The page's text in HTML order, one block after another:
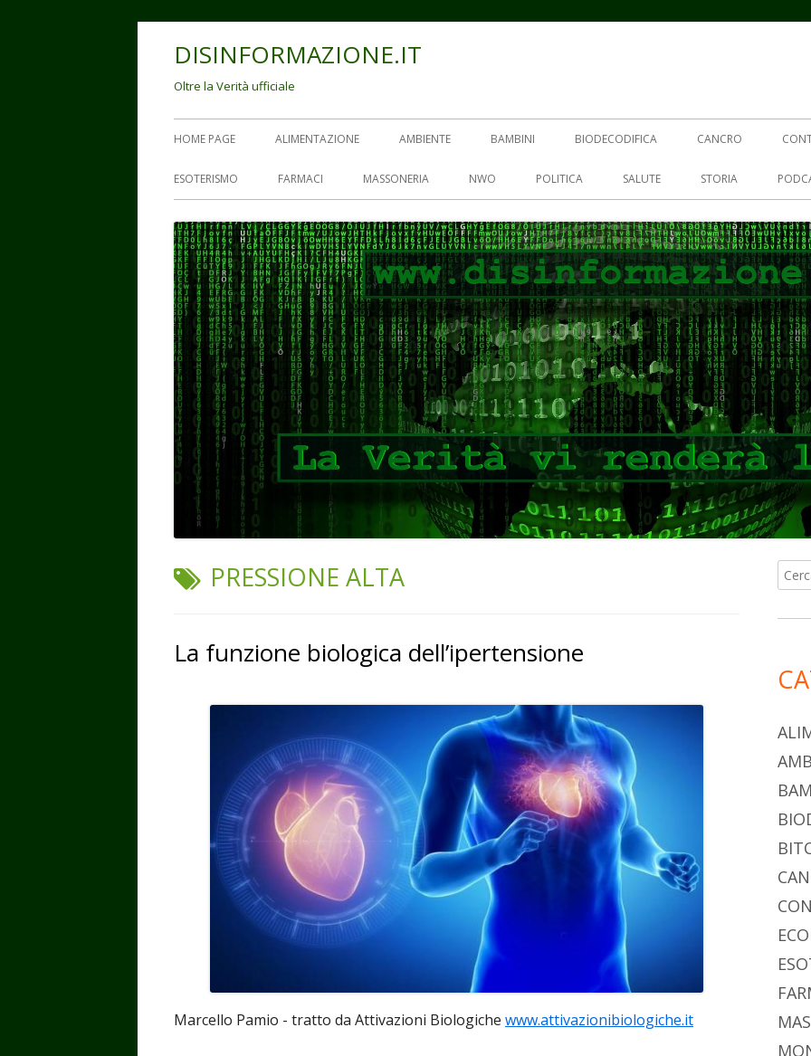
DISINFORMAZIONE.IT
Oltre la Verità ufficiale
Menu
principale
HOME PAGE ALIMENTAZIONE AMBIENTE BAMBINI BIODECODIFICA CANCRO
ESOTERISMO FARMACI MASSONERIA NWO POLITICA SALUTE STORIA
TAG:
PRESSIONE ALTA
La funzione biologica dell’ipertensione
Marcello Pamio - tratto da Attivazioni Biologiche www.attivazionibiologiche.it
per: